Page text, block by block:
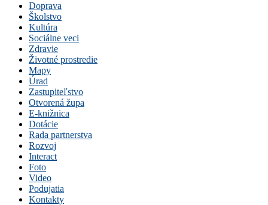
Doprava
Školstvo
Kultúra
Sociálne veci
Zdravie
Životné prostredie
Mapy
Úrad
Zastupiteľstvo
Otvorená župa
E-knižnica
Dotácie
Rada partnerstva
Rozvoj
Interact
Foto
Video
Podujatia
Kontakty